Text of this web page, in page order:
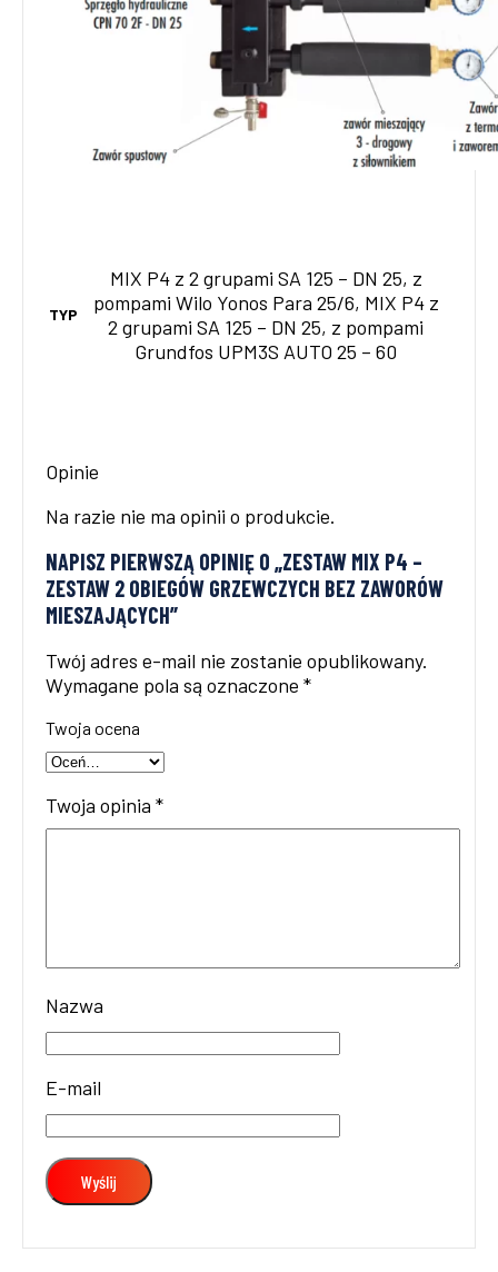
TYP
MIX P4 z 2 grupami SA 125 – DN 25, z
pompami Wilo Yonos Para 25/6, MIX P4 z
2 grupami SA 125 – DN 25, z pompami
Grundfos UPM3S AUTO 25 – 60
Opinie
Na razie nie ma opinii o produkcie.
NAPISZ PIERWSZĄ OPINIĘ O „ZESTAW MIX P4 –
ZESTAW 2 OBIEGÓW GRZEWCZYCH BEZ ZAWORÓW
MIESZAJĄCYCH”
Twój adres e-mail nie zostanie opublikowany.
Wymagane pola są oznaczone *
Twoja ocena
Twoja opinia *
Nazwa
E-mail